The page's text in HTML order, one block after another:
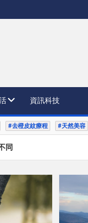
資訊科技
#去橙皮紋療程 #天然美容
同
徵：皮革銀包的藝術之美